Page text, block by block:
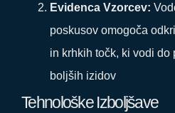
Evidenca Vzorcev:
poskusov omogoča
in krhkih točk, ki vodi
boljših izidov
Tehnološke Izboljšave